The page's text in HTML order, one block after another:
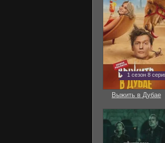
1 сезон 8
Выжить в Дубае